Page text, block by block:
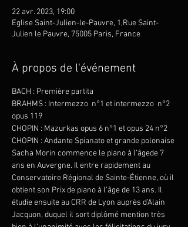
22 avr. 2023, 19:00
Eglise Saint-Julien-le-Pauvre, 1,Rue Saint-
Julien le Pauvre, 75005 Paris, France
À propos de l'événement
BACH : Première partita
BRAHMS : Intermezzo  n°1 et intermezzo  n°2
opus 119
CHOPIN : Mazurkas opus 6 n°1 et opus 24 n°2
CHOPIN : Andante Spianato et grande polonaise
Sacha Morin commence le piano à l’âgede 7
ans en Auvergne. Il entre rapidement au
Conservatoire Régional de Sainte-Étienne, où il
obtient son Prix de piano à l’âge de 13 ans. Il
étudie ensuite au CRR de Lyon auprès d’Alain
Jacquon, duquel il sort diplômé mention très